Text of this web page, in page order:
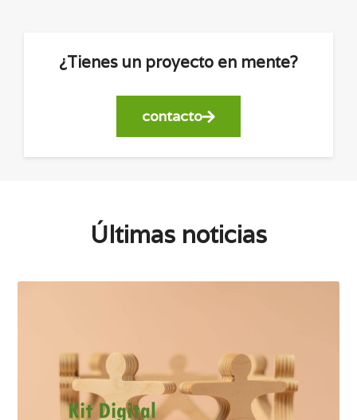
¿Tienes un proyecto en mente?
contacto
Últimas noticias